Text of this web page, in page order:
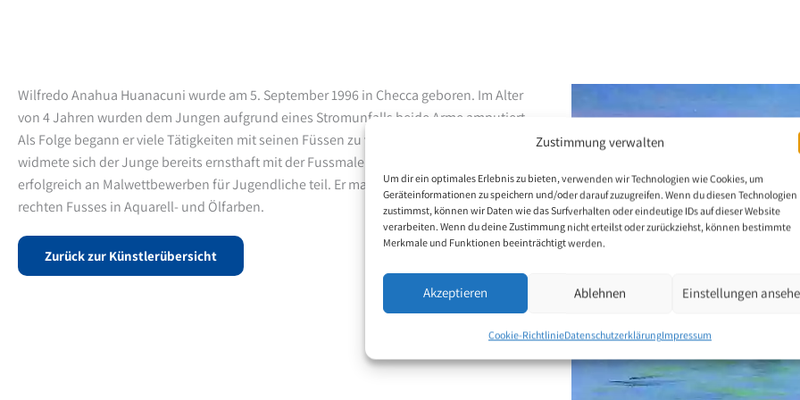
Zustimmung verwalten
Um dir ein optimales Erlebnis zu bieten, verwenden wir Technologien wie Cookies, um
Geräteinformationen zu speichern und/oder darauf zuzugreifen. Wenn du diesen Technologien
zustimmst, können wir Daten wie das Surfverhalten oder eindeutige IDs auf dieser Website
verarbeiten. Wenn du deine Zustimmung nicht erteilst oder zurückziehst, können bestimmte
Merkmale und Funktionen beeinträchtigt werden.
Akzeptieren Ablehnen Einstellungen
Cookie-RichtlinieDatenschutzerklärungImpressum
Wilfredo Anahua Huanacuni wurde am 5. September 1996 in Checca geboren. Im Alter
von 4 Jahren wurden dem Jungen aufgrund eines Stromunfalls beide Arme amputiert.
Als Folge begann er viele Tätigkeiten mit seinen Füssen zu verrichten. Mit 10 Jahren
widmete sich der Junge bereits ernsthaft mit der Fussmalerei und er nimmt mittlerweile
erfolgreich an Malwettbewerben für Jugendliche teil. Er malt vorwiegend mit Hilfe des
rechten Fusses in Aquarell- und Ölfarben.
Zurück zur Künstlerübersicht